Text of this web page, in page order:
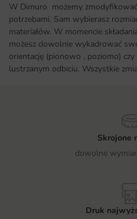
W Dimuro możemy
potrzebami. Sam wybierasz
materiałów. W momencie
możesz dowolnie wykadrować
orientację (pionowo , poziomo)
lustrzanym odbiciu. Wszystkie
Skrojone
dowolne
Druk